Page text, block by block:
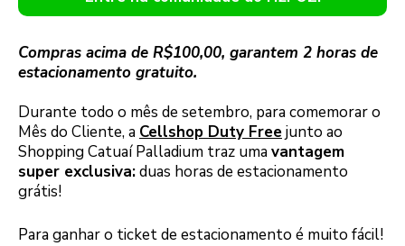
Compras acima de R$100,00, garantem 2 horas de
estacionamento gratuito.
Durante todo o mês de setembro, para comemorar o
Mês do Cliente, a Cellshop Duty Freejunto ao
Shopping Catuaí Palladium traz umavantagem
super exclusiva:duas horas de estacionamento
grátis!
Para ganhar o ticket de estacionamento é muito fácil!